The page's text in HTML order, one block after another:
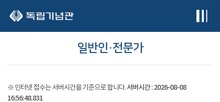
일반인·전문가
※ 인터넷 접수는 서버시간을 기준으로 합니다.서버시간 :2026-08-08
16:56:48.841